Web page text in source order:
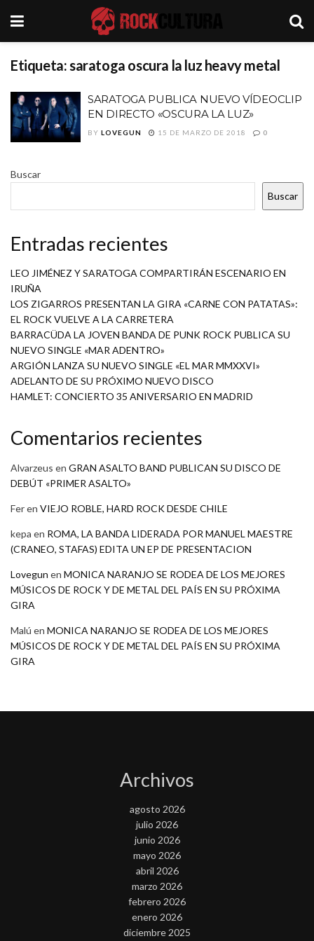
Etiqueta:saratoga oscura la luz heavy metal
SARATOGA PUBLICA NUEVO VÍDEOCLIP
EN DIRECTO «OSCURA LA LUZ»
BY LOVEGUN 15 DE MARZO DE 2018 0
Buscar
Buscar
Entradas recientes
LEO JIMÉNEZ Y SARATOGA COMPARTIRÁN ESCENARIO EN
IRUÑA
LOS ZIGARROS PRESENTAN LA GIRA «CARNE CON PATATAS»:
EL ROCK VUELVE A LA CARRETERA
BARRACÜDA LA JOVEN BANDA DE PUNK ROCK PUBLICA SU
NUEVO SINGLE «MAR ADENTRO»
ARGIÓN LANZA SU NUEVO SINGLE «EL MAR MMXXVI»
ADELANTO DE SU PRÓXIMO NUEVO DISCO
HAMLET: CONCIERTO 35 ANIVERSARIO EN MADRID
Comentarios recientes
Alvarzeus en GRAN ASALTO BAND PUBLICAN SU DISCO DE
DEBÚT «PRIMER ASALTO»
Feren VIEJO ROBLE, HARD ROCK DESDE CHILE
kepa en ROMA, LA BANDA LIDERADA POR MANUEL MAESTRE
(CRANEO, STAFAS) EDITA UN EP DE PRESENTACION
Lovegun en MONICA NARANJO SE RODEA DE LOS MEJORES
MÚSICOS DE ROCK Y DE METAL DEL PAÍS EN SU PRÓXIMA
GIRA
Malú en MONICA NARANJO SE RODEA DE LOS MEJORES
MÚSICOS DE ROCK Y DE METAL DEL PAÍS EN SU PRÓXIMA
GIRA
Archivos
agosto 2026
julio 2026
junio 2026
mayo 2026
abril 2026
marzo 2026
febrero 2026
enero 2026
diciembre 2025